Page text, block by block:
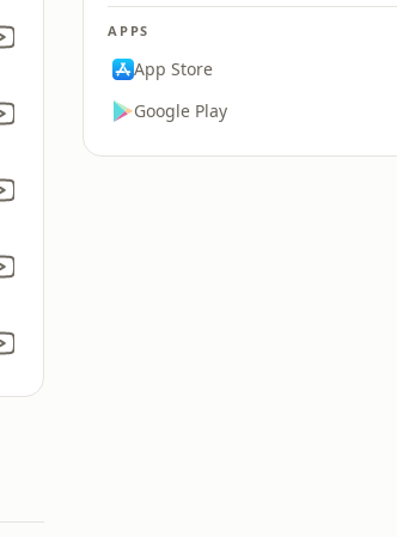
APPS
App Store
Google Play